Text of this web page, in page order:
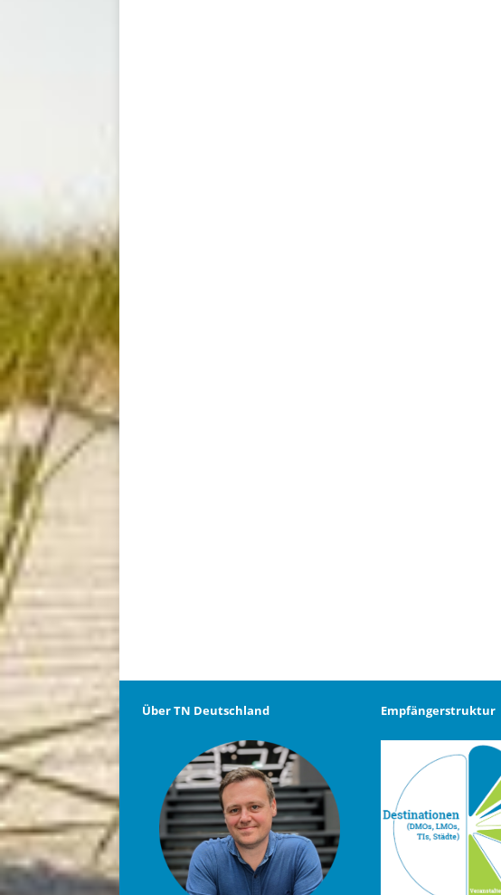
Über TN Deutschland Empfängerstruktur